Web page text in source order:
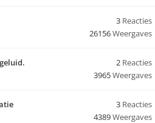
3 Reacties
26156Weergaves
2 Reacties
3965Weergaves
3 Reacties
4389Weergaves